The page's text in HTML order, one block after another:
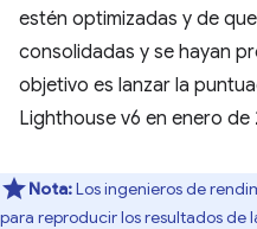
estén optimizadas y de
consolidadas y se hayan
objetivo es lanzar la
Lighthouse v6 en enero de
Nota:Los ingenieros de
para reproducir los resultados de